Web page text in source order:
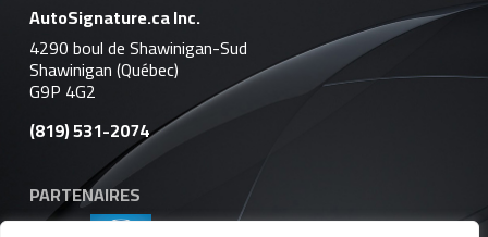
AutoSignature.ca Inc.
4290 boul de Shawinigan-Sud
Shawinigan (Québec)
G9P 4G2
(819) 531-2074
PARTENAIRES